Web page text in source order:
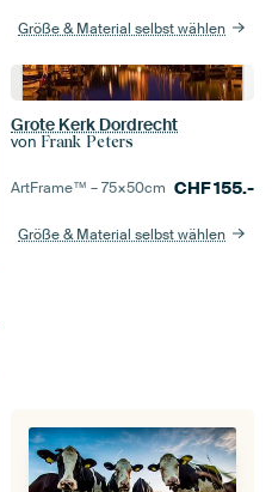
Größe & Material selbst wählen
Grote Kerk Dordrecht
von Frank Peters
ArtFrame™ –75×50cm CHF155.-
Größe & Material selbst wählen